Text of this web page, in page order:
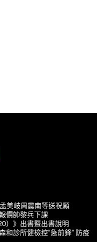
美岐周震南等送祝願
價帥黎兵下課
）》出書暨出書說明
和診所健檢控“急前鋒” 防疫